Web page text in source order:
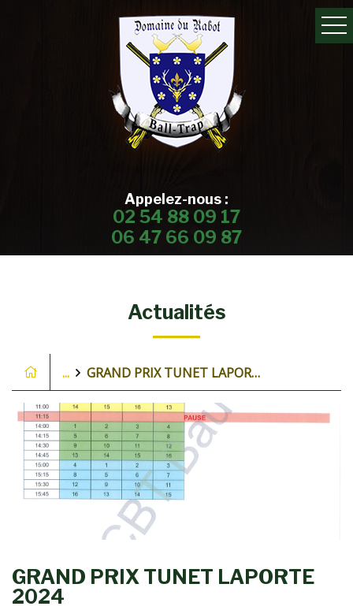
Appelez-nous :
02 54 88 09 17
06 47 66 09 87
Actualités
... GRAND PRIX TUNET LAPORTE 2024
GRAND PRIX TUNET LAPORTE
2024